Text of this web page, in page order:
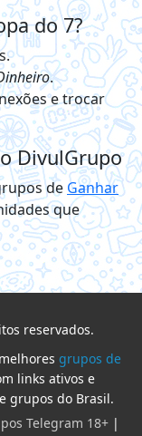
do 7?
.
e trocar
DivulGrupo
de Ganhar
que
reservados.
grupos de
links ativos e
grupos do Brasil.
Telegram 18+|